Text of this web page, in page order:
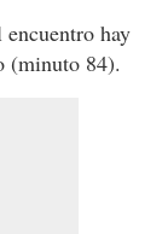
hay
(minuto 84).